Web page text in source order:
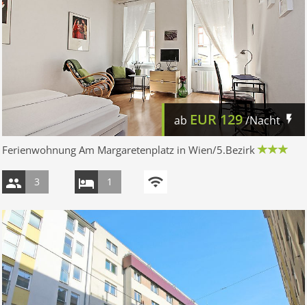
ab EUR 129/Nacht
Ferienwohnung Am Margaretenplatz in Wien/5.Bezirk
3 1